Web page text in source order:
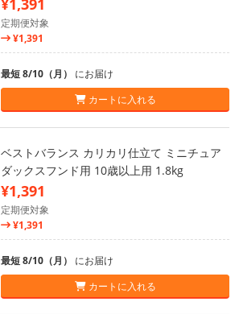
¥1,391
定期便対象
¥1,391
最短 8/10（月） にお届け
カートに入れる
ベストバランス カリカリ仕立て ミニチュア
ダックスフンド用 10歳以上用 1.8kg
¥1,391
定期便対象
¥1,391
最短 8/10（月） にお届け
カートに入れる